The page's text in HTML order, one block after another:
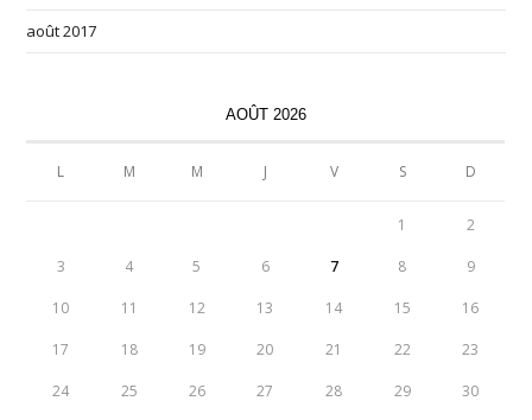
août 2017
AOÛT 2026
L M M J V S D
1 2
3 4 5 6 7 8 9
10 11 12 13 14 15 16
17 18 19 20 21 22 23
24 25 26 27 28 29 30